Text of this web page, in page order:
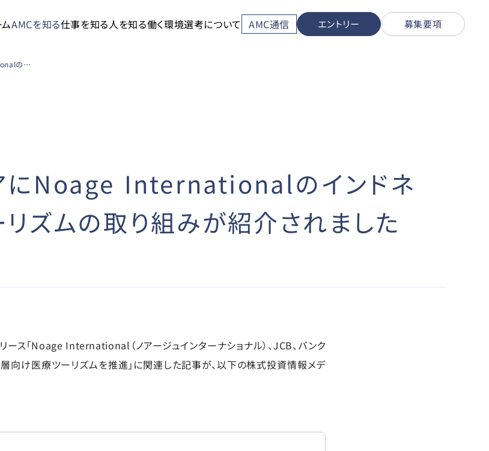
AMCを知る仕事を知る人を知る働く環境選考について AMC通信 エントリー 募集要項
株式投資情報メディアにNoage Internationalのインドネシア向け訪日医療ツーリズムの取り組みが紹介されました
にNoage Internationalのインドネ
ズムの取り組みが紹介されました
ス「Noage International（ノアージュインターナショナル）、JCB、バンク
向け医療ツーリズムを推進」に関連した記事が、以下の株式投資情報メデ